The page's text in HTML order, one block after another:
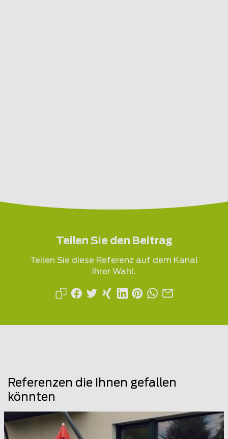
Teilen Sie den Beitrag
Teilen Sie diese Referenz auf dem Kanal
Ihrer Wahl.
Referenzen die Ihnen gefallen
könnten